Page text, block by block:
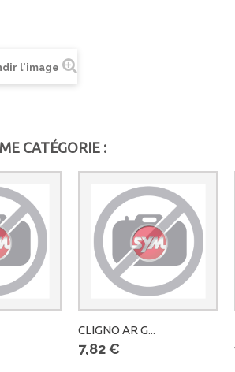
l'image
CATÉGORIE :
CLIGNO AR G...
7,82 €